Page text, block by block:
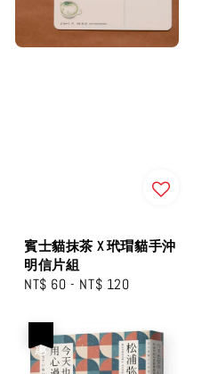
賓士貓抹茶 X 玳瑁貓手沖
明信片組
Regular
NT$ 60 - NT$ 120